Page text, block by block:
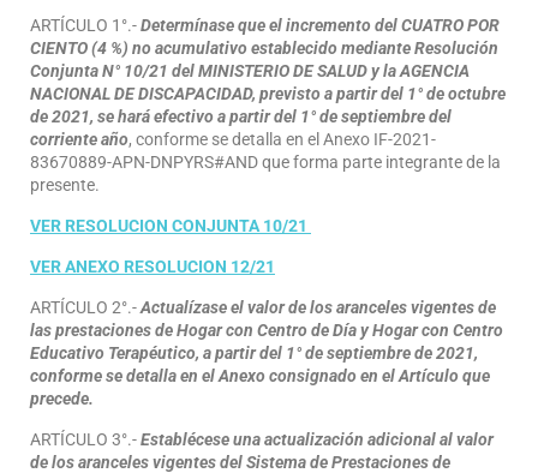
ARTÍCULO 1°.-Determínase que el incremento del CUATRO POR
CIENTO (4 %) no acumulativo establecido mediante Resolución
Conjunta N° 10/21 del MINISTERIO DE SALUD y la AGENCIA
NACIONAL DE DISCAPACIDAD, previsto a partir del 1° de octubre
de 2021, se hará efectivo a partir del 1° de septiembre del
corriente año, conforme se detalla en el Anexo IF-2021-
83670889-APN-DNPYRS#AND que forma parte integrante de la
presente.
VER RESOLUCION CONJUNTA 10/21
VER ANEXO RESOLUCION 12/21
ARTÍCULO 2°.-Actualízase el valor de los aranceles vigentes de
las prestaciones de Hogar con Centro de Día y Hogar con Centro
Educativo Terapéutico, a partir del 1° de septiembre de 2021,
conforme se detalla en el Anexo consignado en el Artículo que
precede.
ARTÍCULO 3°.-Establécese una actualización adicional al valor
de los aranceles vigentes del Sistema de Prestaciones de